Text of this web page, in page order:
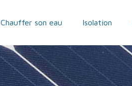
Chauffer son eau Isolation